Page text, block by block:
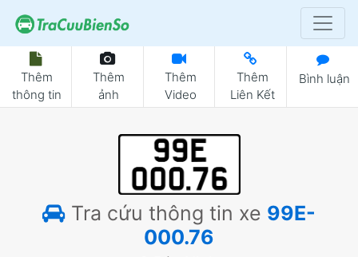
Thêm
thông tin
Thêm
ảnh
Thêm
Video
Thêm
Liên Kết
Bình luận
Tra cứu thông tin xe 99E-
000.76